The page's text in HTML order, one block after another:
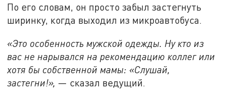
По его словам, он просто забыл застегнуть
ширинку, когда выходил из микроавтобуса.
«Это особенность мужской одежды. Ну кто из
вас не нарывался на рекомендацию коллег или
хотя бы собственной мамы: «Слушай,
застегни!», — сказал ведущий.